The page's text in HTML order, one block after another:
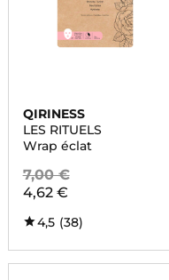
QIRINESS
LES RITUELS
Wrap éclat
7,00 €
4,62 €
4,5 (38)